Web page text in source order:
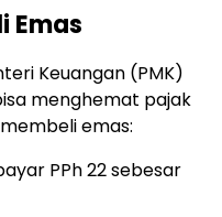
Emas
Keuangan (PMK)
menghemat pajak
emas:
PPh 22 sebesar